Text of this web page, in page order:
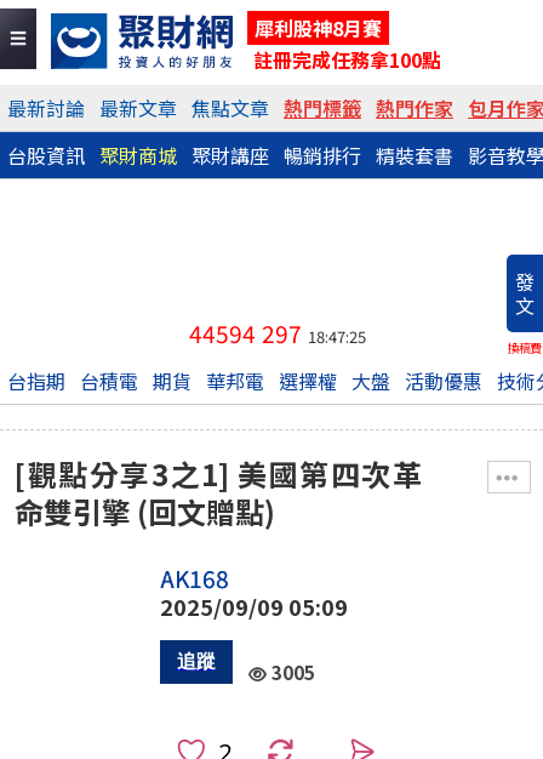
犀利股神8月賽
註冊完成任務拿100點
最新討論 最新文章 焦點文章 熱門標籤 熱門作家 包月作
台股資訊 聚財商城 聚財講座 暢銷排行 精裝套書 影音教
發
文
換稿費
44594 297 18:47:25
台指期 台積電 期貨 華邦電 選擇權 大盤 活動優惠 技術
[觀點分享3之1] 美國第四次革
命雙引擎 (回文贈點)
AK168
2025/09/09 05:09
3005